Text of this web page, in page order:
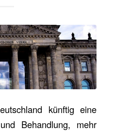
künftig eine
Behandlung, mehr